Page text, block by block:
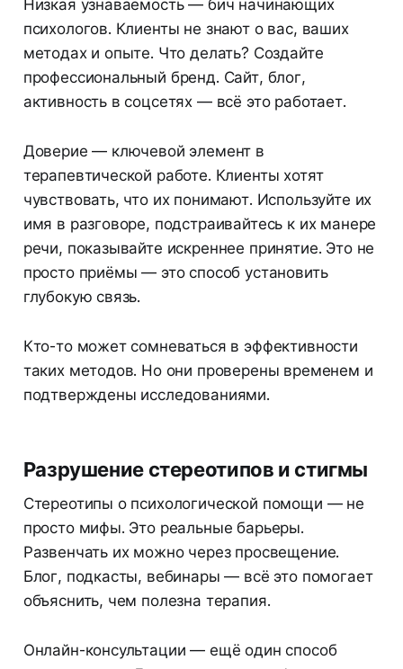
Низкая узнаваемость — бич начинающих
психологов. Клиенты не знают о вас, ваших
методах и опыте. Что делать? Создайте
профессиональный бренд. Сайт, блог,
активность в соцсетях — всё это работает.
Доверие — ключевой элемент в
терапевтической работе. Клиенты хотят
чувствовать, что их понимают. Используйте их
имя в разговоре, подстраивайтесь к их манере
речи, показывайте искреннее принятие. Это не
просто приёмы — это способ установить
глубокую связь.
Кто-то может сомневаться в эффективности
таких методов. Но они проверены временем и
подтверждены исследованиями.
Разрушение стереотипов и стигмы
Стереотипы о психологической помощи — не
просто мифы. Это реальные барьеры.
Развенчать их можно через просвещение.
Блог, подкасты, вебинары — всё это помогает
объяснить, чем полезна терапия.
Онлайн-консультации — ещё один способ